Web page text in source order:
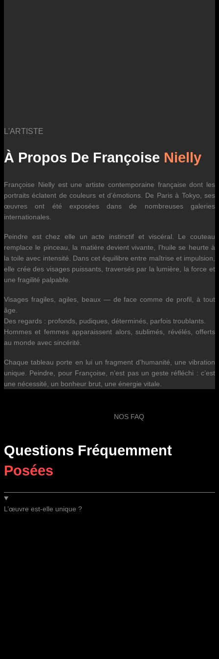
L'ARTISTE
À Propos De Françoise Nielly
Françoise Nielly est une artiste contemporaine française dont les
portraits éclatent de couleurs et d’émotions. De Paris à Tokyo, ses
œuvres ont été exposées dans de nombreuses galeries
internationales.
Peindre est chez elle un acte instinctif et viscéral. Le couteau
remplace le pinceau, la matière devient vivante, l’huile se heurte à
la toile avec intensité. Dans cet équilibre entre maîtrise et impulsion,
elle crée des visages puissants, traversés par la lumière, la force et
une fragilité palpable.
Visages fragiles, agiles, beaux — de face comme de profil, à tout
âge.
Des regards : profonds, pudiques, déterminés, parfois troublants.
Hommes et femmes apparaissent alors, sublimés, révélés, offerts
au monde avec sincérité.
Chaque tableau porte en lui un fragment d’humanité, une vibration
unique. Peindre, pour Françoise, n’est pas un geste réfléchi : c’est
une nécessité, un bonheur brut, une énergie vitale.
NOS FAQ
Questions Fréquemment
Posées
L’œuvre est-elle unique ?